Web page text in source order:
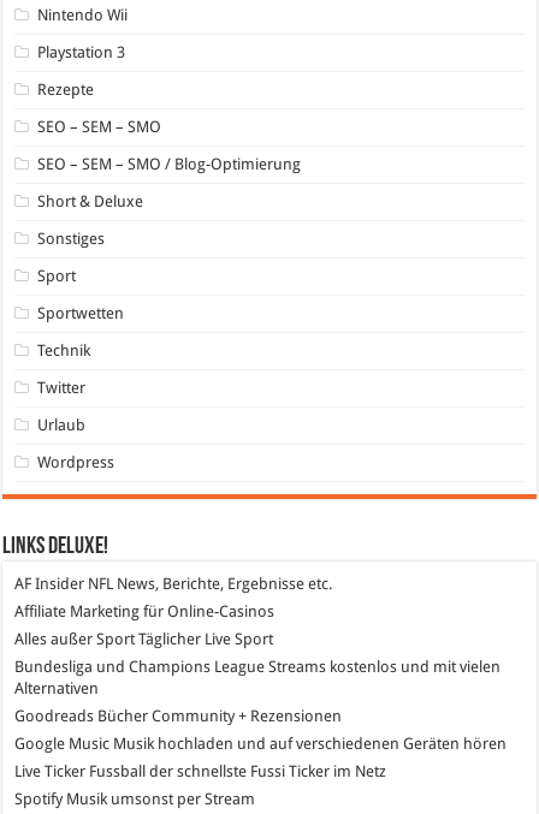
Nintendo Wii
Playstation 3
Rezepte
SEO – SEM – SMO
SEO – SEM – SMO / Blog-Optimierung
Short & Deluxe
Sonstiges
Sport
Sportwetten
Technik
Twitter
Urlaub
Wordpress
Links DeLuXe!
AF Insider NFL News, Berichte, Ergebnisse etc.
Affiliate Marketing für Online-Casinos
Alles außer SportTäglicher Live Sport
Bundesliga und Champions League Streams kostenlos und mit vielen
Alternativen
Goodreads Bücher Community + Rezensionen
Google Music Musik hochladen und auf verschiedenen Geräten hören
Live Ticker Fussball
der schnellste Fussi Ticker im Netz
SpotifyMusik umsonst per Stream